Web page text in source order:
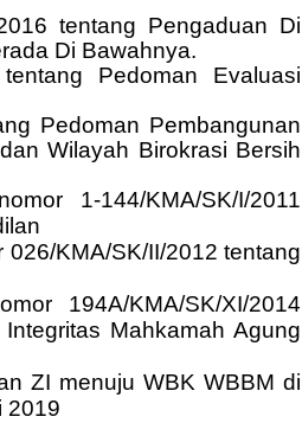
tentang Pengaduan Di
Di Bawahnya.
Pedoman Evaluasi
Pedoman Pembangunan
Wilayah Birokrasi Bersih
nomor 1-144/KMA/SK/I/2011
026/KMA/SK/II/2012 tentang
194A/KMA/SK/XI/2014
Mahkamah Agung
ZI menuju WBK WBBM di
2019